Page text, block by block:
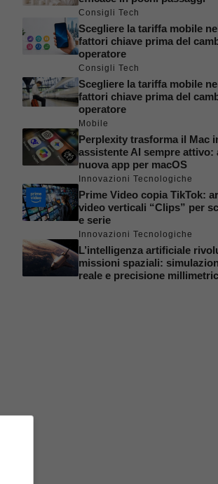
Consigli Tech
Scegliere la tariffa mobile
fattori chiave prima del
operatore
Consigli Tech
Scegliere la tariffa mobile
fattori chiave prima del
operatore
Mobile
Perplexity trasforma il Mac
assistente AI sempre attivo:
nuova app per macOS
Innovazioni Tecnologiche
Prime Video copia TikTok:
video verticali “Clips” per
e serie
Innovazioni Tecnologiche
L’intelligenza artificiale
missioni spaziali:
reale e precisione